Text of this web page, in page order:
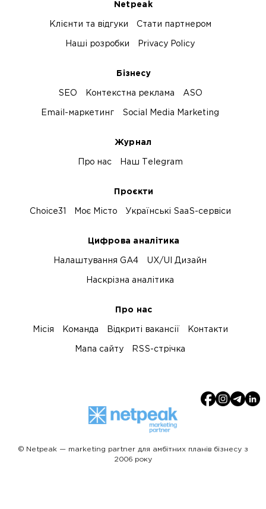
Netpeak
Клієнти та відгуки Стати партнером
Наші розробки Privacy Policy
Бізнесу
SEO Контекстна реклама ASO
Email-маркетинг Social Media Marketing
Журнал
Про нас Наш Telegram
Проєкти
Choice31 Моє Місто Українські SaaS-сервіси
Цифрова аналітика
Налаштування GA4 UX/UI Дизайн
Наскрізна аналітика
Про нас
Місія Команда Відкриті вакансії Контакти
Мапа сайту RSS-стрічка
© Netpeak — marketing partner для амбітних планів бізнесу з
2006 року